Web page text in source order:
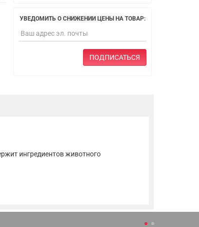
УВЕДОМИТЬ О СНИЖЕНИИ ЦЕНЫ НА ТОВАР:
ПОДПИСАТЬСЯ
ингредиентов животного